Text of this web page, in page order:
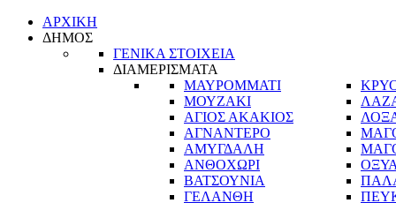
ΑΡΧΙΚΗ
ΔΗΜΟΣ
ΓΕΝΙΚΑ ΣΤΟΙΧΕΙΑ
ΔΙΑΜΕΡΙΣΜΑΤΑ
ΜΑΥΡΟΜΜΑΤΙ
ΜΟΥΖΑΚΙ
ΑΓΙΟΣ ΑΚΑΚΙΟΣ
ΑΓΝΑΝΤΕΡΟ
ΑΜΥΓΔΑΛΗ
ΑΝΘΟΧΩΡΙ
ΒΑΤΣΟΥΝΙΑ
ΓΕΛΑΝΘΗ